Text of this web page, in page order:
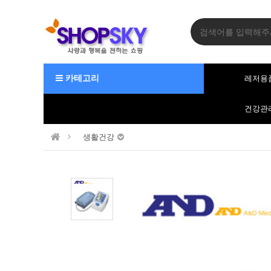
카테고리 레저용
건강관
생활건강